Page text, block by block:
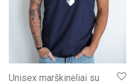
Unisex marškinėliai su